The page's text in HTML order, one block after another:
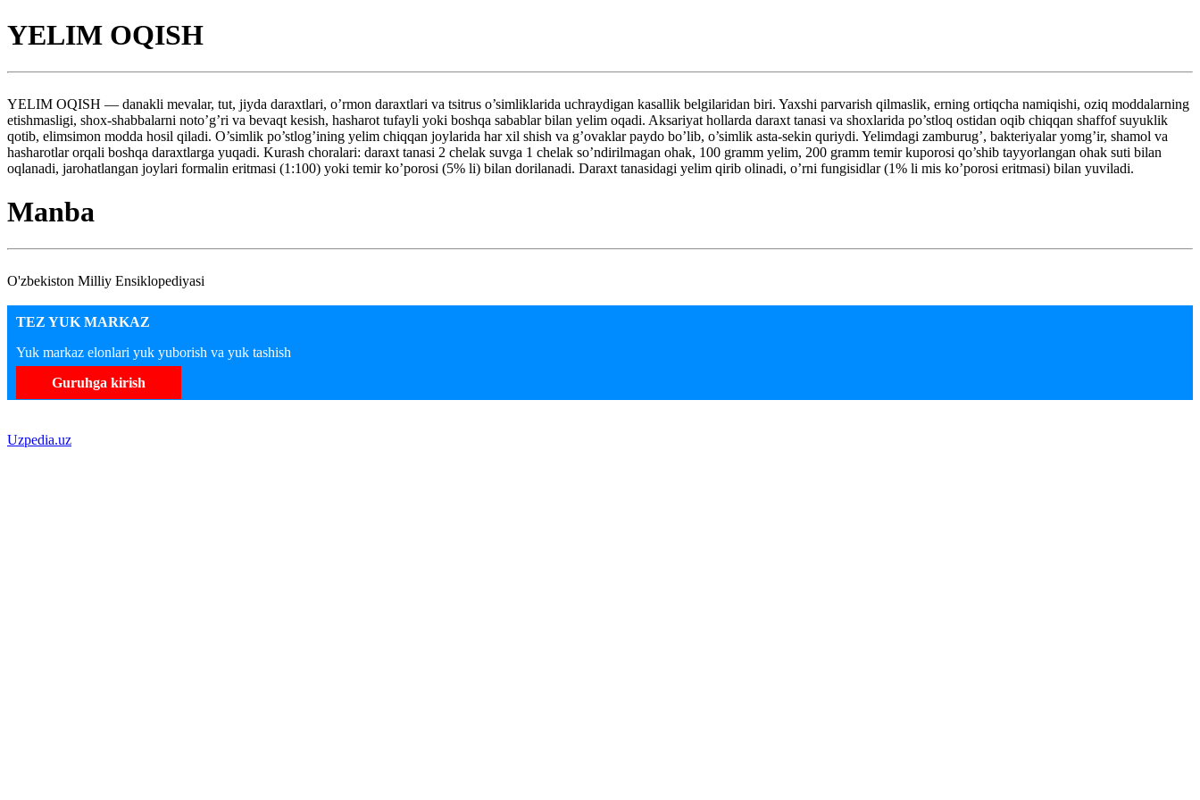
YELIM OQISH
YELIM OQISH — danakli mevalar, tut, jiyda daraxtlari, o’rmon daraxtlari va tsitrus o’simliklarida uchraydigan kasallik belgilaridan biri. Yaxshi parvarish qilmaslik, erning ortiqcha namiqishi, oziq moddalarning
etishmasligi, shox-shabbalarni noto’g’ri va bevaqt kesish, hasharot tufayli yoki boshqa sabablar bilan yelim oqadi. Aksariyat hollarda daraxt tanasi va shoxlarida po’stloq ostidan oqib chiqqan shaffof suyuklik
qotib, elimsimon modda hosil qiladi. O’simlik po’stlog’ining yelim chiqqan joylarida har xil shish va g’ovaklar paydo bo’lib, o’simlik asta-sekin quriydi. Yelimdagi zamburug’, bakteriyalar yomg’ir, shamol va
hasharotlar orqali boshqa daraxtlarga yuqadi. Kurash choralari: daraxt tanasi 2 chelak suvga 1 chelak so’ndirilmagan ohak, 100 gramm yelim, 200 gramm temir kuporosi qo’shib tayyorlangan ohak suti bilan
oqlanadi, jarohatlangan joylari formalin eritmasi (1:100) yoki temir ko’porosi (5% li) bilan dorilanadi. Daraxt tanasidagi yelim qirib olinadi, o’rni fungisidlar (1% li mis ko’porosi eritmasi) bilan yuviladi.
Manba
O'zbekiston Milliy Ensiklopediyasi
TEZ YUK MARKAZ
Yuk markaz elonlari yuk yuborish va yuk tashish
Guruhga kirish
Uzpedia.uz